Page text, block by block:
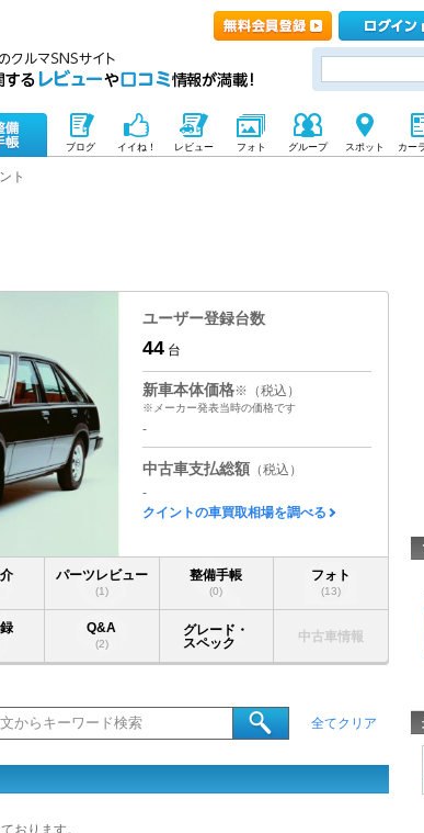
ブログ イイね！ レビュー フォト グループ スポット カー
ト
ユーザー登録台数
44 台
新車本体価格※（税込）
※メーカー発表当時の価格です
-
中古車支払総額 （税込）
-
クイントの車買取相場を調べる
パーツレビュー
(1)
整備手帳
(0)
フォト
(13)
Q&A
(2)
グレード・
スペック
中古車情報
全てクリア